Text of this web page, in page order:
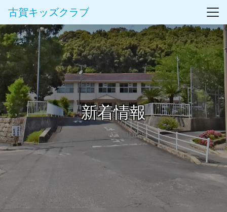
古賀キッズクラブ
新着情報
News & Topics